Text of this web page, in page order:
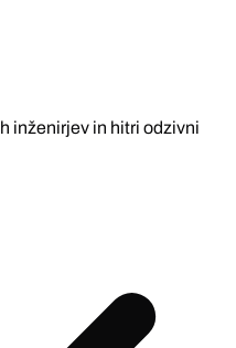
inženirjev in hitri odzivni